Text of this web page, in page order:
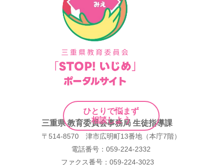
ひとりで悩まず
相談しよう
三重県 教育委員会事務局 生徒指導課
〒514-8570 津市広明町13番地（本庁7階）
電話番号：059-224-2332
ファクス番号：059-224-3023